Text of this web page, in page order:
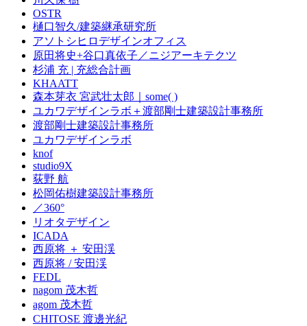
OSTR
樋口智久/建築継承研究所
アソトシヒロデザインオフィス
原田将史+谷口真依子／ニジアーキテクツ
杉浦 充 | 充総合計画
KHAATT
森本芽衣 宮武壮太郎｜some( )
ユカワデザインラボ＋渡部剛士建築設計事務所
渡部剛士建築設計事務所
ユカワデザインラボ
knof
studio9X
荻野 航
松岡佑樹建築設計事務所
／360°
リオタデザイン
ICADA
西原将 ＋ 安田渓
西原将 / 安田渓
FEDL
nagom 茂木哲
agom 茂木哲
CHITOSE 渡邊光紀